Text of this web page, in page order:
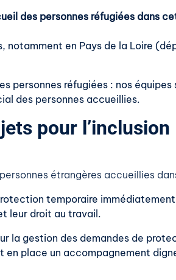
des personnes réfugiées dans
notamment en Pays de la Loire
personnes réfugiées : nos
des personnes accueillies.
pour l’inclusion
étrangères accueillies
temporaire
leur droit au travail.
la gestion des demandes de
en place un accompagnement